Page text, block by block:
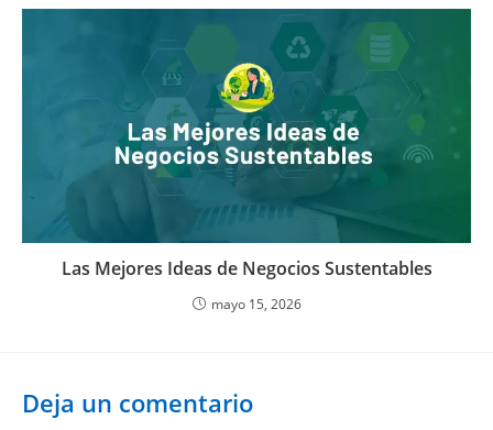
Las Mejores Ideas de Negocios Sustentables
mayo 15, 2026
Deja un comentario